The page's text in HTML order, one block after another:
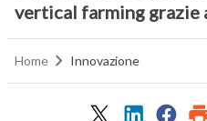
vertical farming grazie
Home Innovazione